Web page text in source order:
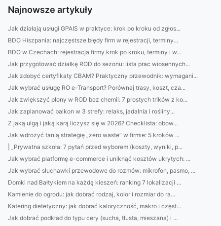
Najnowsze artykuły
Jak działają usługi GPAIS w praktyce: krok po kroku od zgłos...
BDO Hiszpania: najczęstsze błędy firm w rejestracji, terminy...
BDO w Czechach: rejestracja firmy krok po kroku, terminy i w...
Jak przygotować działkę ROD do sezonu: lista prac wiosennych...
Jak zdobyć certyfikaty CBAM? Praktyczny przewodnik: wymagani...
Jak wybrać usługę RO e-Transport? Porównaj trasy, koszt, cza...
Jak zwiększyć plony w ROD bez chemii: 7 prostych trików z ko...
Jak zaplanować balkon w 3 strefy: relaks, jadalnia i rośliny...
Z jaką ulgą i jaką karą liczysz się w 2026? Checklista: obow...
Jak wdrożyć tanią strategię „zero waste” w firmie: 5 kroków ...
| „Prywatna szkoła: 7 pytań przed wyborem (koszty, wyniki, p...
Jak wybrać platformę e-commerce i uniknąć kosztów ukrytych: ...
Jak wybrać słuchawki przewodowe do rozmów: mikrofon, pasmo, ...
Domki nad Bałtykiem na każdą kieszeń: ranking 7 lokalizacji ...
Kamienie do ogrodu: jak dobrać rodzaj, kolor i rozmiar do ra...
Katering dietetyczny: jak dobrać kaloryczność, makro i częst...
Jak dobrać podkład do typu cery (sucha, tłusta, mieszana) i ...